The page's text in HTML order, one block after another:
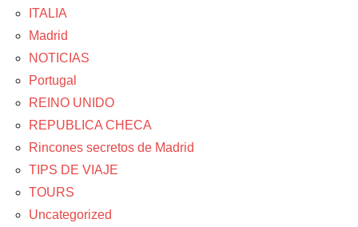
ITALIA
Madrid
NOTICIAS
Portugal
REINO UNIDO
REPUBLICA CHECA
Rincones secretos de Madrid
TIPS DE VIAJE
TOURS
Uncategorized